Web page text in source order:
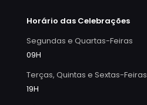
Horário das Celebrações
Segundas e Quartas-Feiras
09H
Terças, Quintas e Sextas-Feiras
19H